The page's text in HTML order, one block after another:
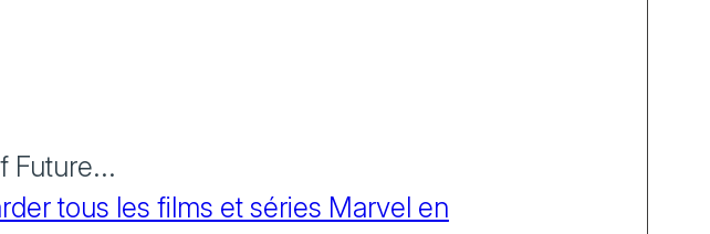
Future...
tous les films et séries Marvel en